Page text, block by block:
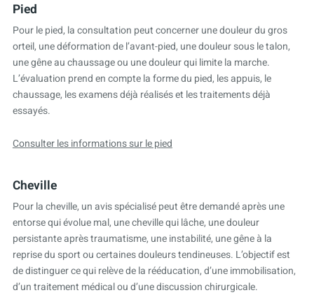
Pied
Pour le pied, la consultation peut concerner une douleur du gros
orteil, une déformation de l’avant-pied, une douleur sous le talon,
une gêne au chaussage ou une douleur qui limite la marche.
L’évaluation prend en compte la forme du pied, les appuis, le
chaussage, les examens déjà réalisés et les traitements déjà
essayés.
Consulter les informations sur le pied
Cheville
Pour la cheville, un avis spécialisé peut être demandé après une
entorse qui évolue mal, une cheville qui lâche, une douleur
persistante après traumatisme, une instabilité, une gêne à la
reprise du sport ou certaines douleurs tendineuses. L’objectif est
de distinguer ce qui relève de la rééducation, d’une immobilisation,
d’un traitement médical ou d’une discussion chirurgicale.